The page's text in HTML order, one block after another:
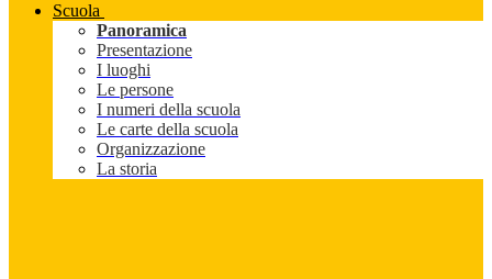
Scuola
Panoramica
Presentazione
I luoghi
Le persone
I numeri della scuola
Le carte della scuola
Organizzazione
La storia